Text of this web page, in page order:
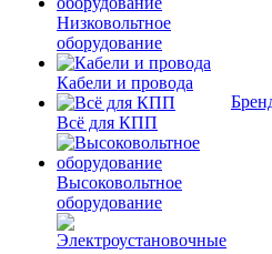
Низковольтное
оборудование
Кабели и провода
Всё для КПП
Высоковольтное
оборудование